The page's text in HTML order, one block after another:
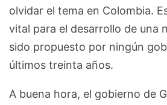
olvidar el tema en Colombia.
vital para el desarrollo de una
sido propuesto por ningún
últimos treinta años.
A buena hora, el gobierno de